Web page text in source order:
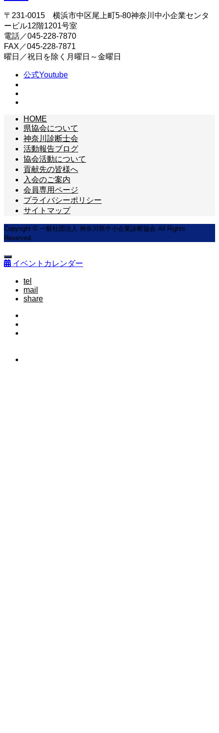
〒231-0015 横浜市中区尾上町5-80神奈川中小企業センタ
ービル12階1201号室
電話／045-228-7870
FAX／045-228-7871
曜日／祝日を除く月曜日～金曜日
公式Youtube
HOME
県協会について
神奈川診断士会
活動報告ブログ
協会活動について
貢献先の皆様へ
入会のご案内
会員専用ページ
プライバシーポリシー
サイトマップ
Copyright © 一般社団法人 神奈川県中小企業診断協会 All Rights
Reserved.
イベントカレンダー
tel
mail
share